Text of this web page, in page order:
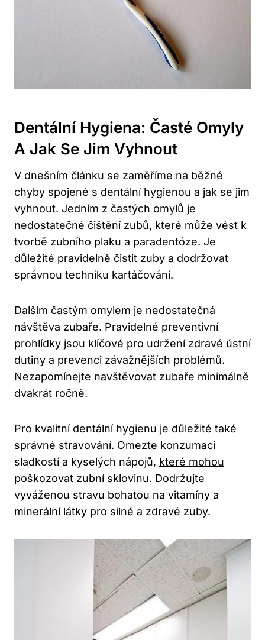
Dentální Hygiena: Časté Omyly
A Jak Se Jim Vyhnout
V dnešním článku se zaměříme na běžné
chyby spojené s dentální hygienou a jak se jim
vyhnout. Jedním z častých omylů je
nedostatečné čištění zubů, které může vést k
tvorbě zubního plaku a paradentóze. Je
důležité pravidelně čistit zuby a dodržovat
správnou techniku kartáčování.
Dalším častým omylem je nedostatečná
návštěva zubaře. Pravidelné preventivní
prohlídky jsou klíčové pro udržení zdravé ústní
dutiny a prevenci závažnějších problémů.
Nezapomínejte navštěvovat zubaře minimálně
dvakrát ročně.
Pro kvalitní dentální hygienu je důležité také
správné stravování. Omezte konzumaci
sladkostí a kyselých nápojů, které mohou
poškozovat zubní sklovinu. Dodržujte
vyváženou stravu bohatou na vitamíny a
minerální látky pro silné a zdravé zuby.